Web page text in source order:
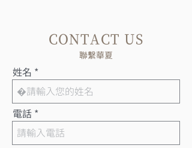
CONTACT US
聯繫華夏
姓名
電話